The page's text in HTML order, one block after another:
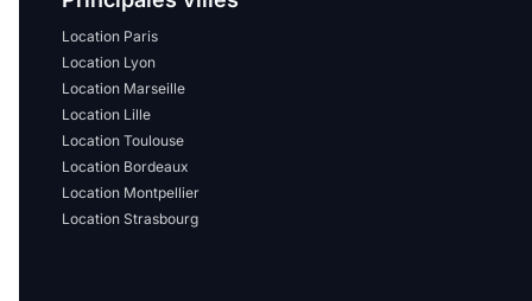
Location Paris
Location Lyon
Location Marseille
Location Lille
Location Toulouse
Location Bordeaux
Location Montpellier
Location Strasbourg